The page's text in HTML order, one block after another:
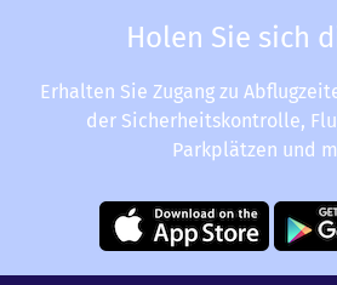
Holen Sie sich
Erhalten Sie Zugang zu
der Sicherheitskontrolle,
Parkplätzen und